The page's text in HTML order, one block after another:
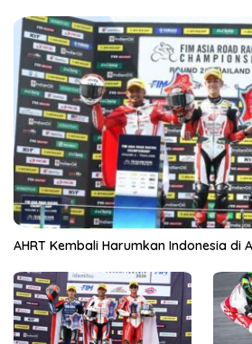
AHRT Kembali Harumkan Indonesia di